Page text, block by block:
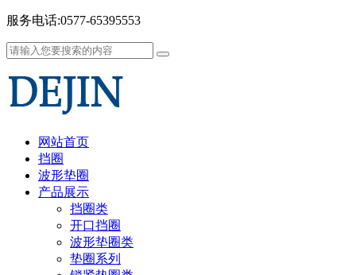
服务电话:0577-65395553
网站首页
挡圈
波形垫圈
产品展示
挡圈类
开口挡圈
波形垫圈类
垫圈系列